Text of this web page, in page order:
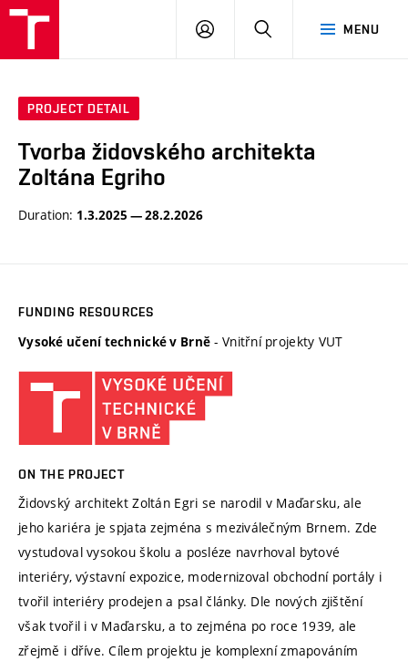
MENU
LOG
SEARCH
PROJECT DETAIL
Tvorba židovského architekta
Zoltána Egriho
Duration: 1.3.2025 — 28.2.2026
FUNDING RESOURCES
Vysoké učení technické v Brně - Vnitřní projekty VUT
ON THE PROJECT
Židovský architekt Zoltán Egri se narodil v Maďarsku, ale
jeho kariéra je spjata zejména s meziválečným Brnem. Zde
vystudoval vysokou školu a posléze navrhoval bytové
interiéry, výstavní expozice, modernizoval obchodní portály i
tvořil interiéry prodejen a psal články. Dle nových zjištění
však tvořil i v Maďarsku, a to zejména po roce 1939, ale
zřejmě i dříve. Cílem projektu je komplexní zmapováním